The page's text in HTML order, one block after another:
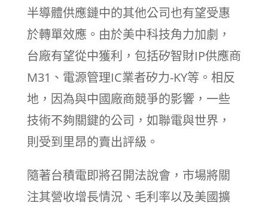
半導體供應鏈中的其他公司也有望受惠
於轉單效應。由於美中科技角力加劇，
台廠有望從中獲利，包括矽智財IP供應商
M31、電源管理IC業者矽力-KY等。相反
地，因為與中國廠商競爭的影響，一些
技術不夠關鍵的公司，如聯電與世界，
則受到里昂的賣出評級。
隨著台積電即將召開法說會，市場將關
注其營收增長情況、毛利率以及美國擴